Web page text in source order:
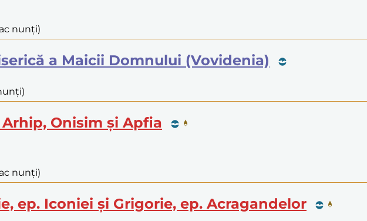
nunți)
a Maicii Domnului (Vovidenia)
Onisim și Apfia
nunți)
ep. Iconiei și Grigorie, ep. Acragandelor